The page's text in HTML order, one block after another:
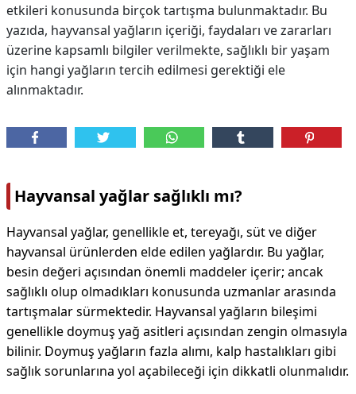
etkileri konusunda birçok tartışma bulunmaktadır. Bu
yazıda, hayvansal yağların içeriği, faydaları ve zararları
üzerine kapsamlı bilgiler verilmekte, sağlıklı bir yaşam
için hangi yağların tercih edilmesi gerektiği ele
alınmaktadır.
Hayvansal yağlar sağlıklı mı?
Hayvansal yağlar, genellikle et, tereyağı, süt ve diğer
hayvansal ürünlerden elde edilen yağlardır. Bu yağlar,
besin değeri açısından önemli maddeler içerir; ancak
sağlıklı olup olmadıkları konusunda uzmanlar arasında
tartışmalar sürmektedir. Hayvansal yağların bileşimi
genellikle doymuş yağ asitleri açısından zengin olmasıyla
bilinir. Doymuş yağların fazla alımı, kalp hastalıkları gibi
sağlık sorunlarına yol açabileceği için dikkatli olunmalıdır.